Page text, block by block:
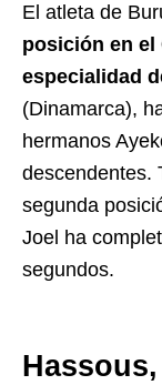
El atleta de
posición en el
especialidad
(Dinamarca),
hermanos
descendentes.
segunda
Joel ha
segundos.